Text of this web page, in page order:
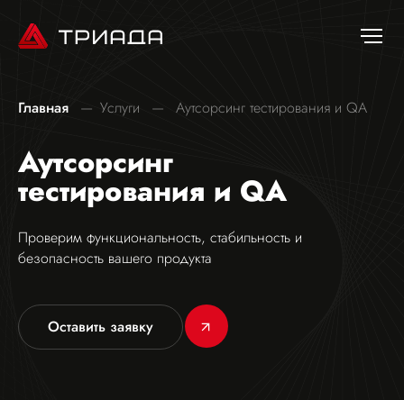
Главная Услуги Аутсорсинг тестирования и QA
Аутсорсинг
тестирования и QA
Проверим функциональность, стабильность и
безопасность вашего продукта
Оставить заявку